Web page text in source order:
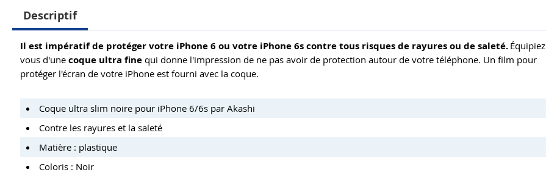
Descriptif
Il est impératif de protéger votre iPhone 6 ou votre iPhone 6s contre tous risques de rayures ou de saleté. Équipiez
vous d'une coque ultra fine qui donne l'impression de ne pas avoir de protection autour de votre téléphone. Un film pour
protéger l'écran de votre iPhone est fourni avec la coque.
Coque ultra slim noire pour iPhone 6/6s par Akashi
Contre les rayures et la saleté
Matière : plastique
Coloris : Noir